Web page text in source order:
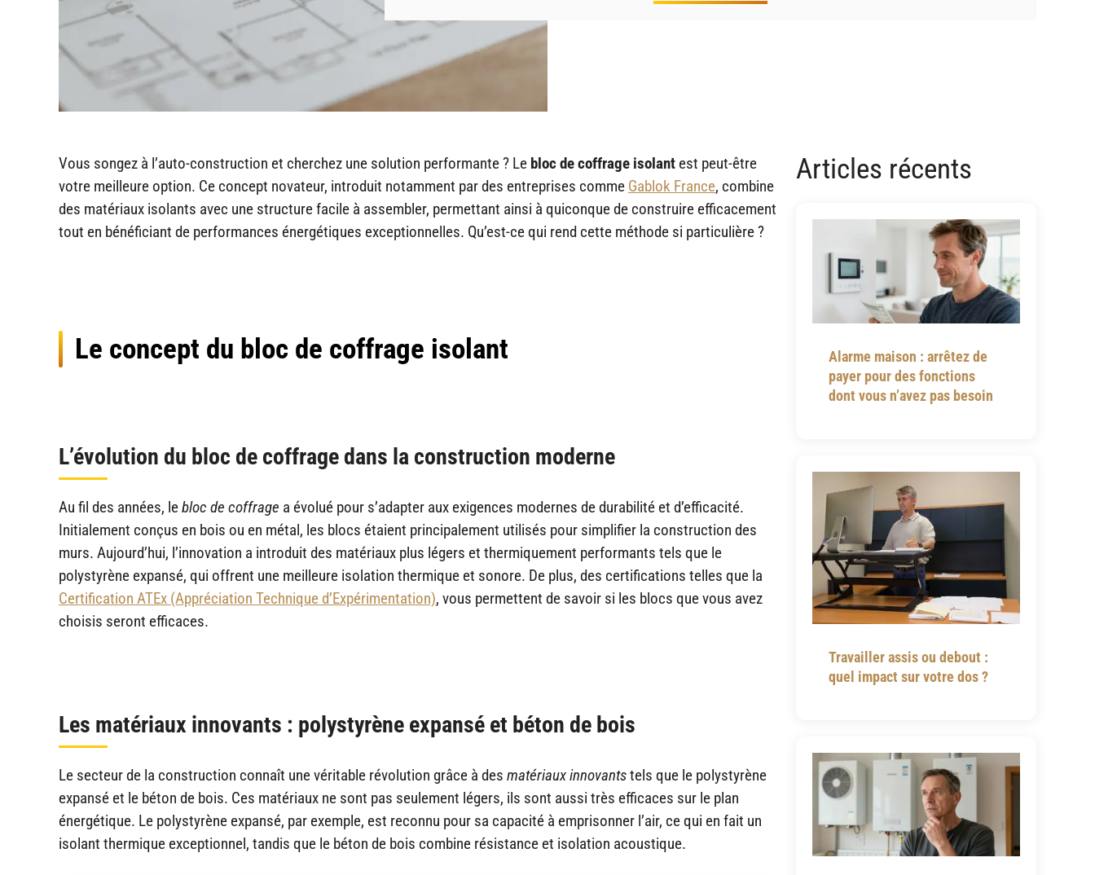
Vous songez à l’auto-construction et cherchez une solution performante ? Le bloc de coffrage isolant est peut-être
votre meilleure option. Ce concept novateur, introduit notamment par des entreprises comme Gablok France, combine
des matériaux isolants avec une structure facile à assembler, permettant ainsi à quiconque de construire efficacement
tout en bénéficiant de performances énergétiques exceptionnelles. Qu’est-ce qui rend cette méthode si particulière ?
Le concept du bloc de coffrage isolant
L’évolution du bloc de coffrage dans la construction moderne
Au fil des années, lebloc de coffrage a évolué pour s’adapter aux exigences modernes de durabilité et d’efficacité.
Initialement conçus en bois ou en métal, les blocs étaient principalement utilisés pour simplifier la construction des
murs. Aujourd’hui, l’innovation a introduit des matériaux plus légers et thermiquement performants tels que le
polystyrène expansé, qui offrent une meilleure isolation thermique et sonore. De plus, des certifications telles que la
Certification ATEx (Appréciation Technique d’Expérimentation), vous permettent de savoir si les blocs que vous avez
choisis seront efficaces.
Les matériaux innovants : polystyrène expansé et béton de bois
Le secteur de la construction connaît une véritable révolution grâce à des matériaux innovantstels que le polystyrène
expansé et le béton de bois. Ces matériaux ne sont pas seulement légers, ils sont aussi très efficaces sur le plan
énergétique. Le polystyrène expansé, par exemple, est reconnu pour sa capacité à emprisonner l’air, ce qui en fait un
isolant thermique exceptionnel, tandis que le béton de bois combine résistance et isolation acoustique.
Articles récents
Alarme maison : arrêtez de
payer pour des fonctions
dont vous n’avez pas besoin
Travailler assis ou debout :
quel impact sur votre dos ?